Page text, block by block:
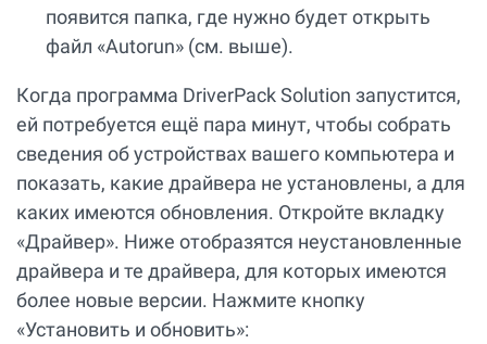
появится папка, где нужно будет открыть
файл «Autorun» (см. выше).
Когда программа DriverPack Solution запустится,
ей потребуется ещё пара минут, чтобы собрать
сведения об устройствах вашего компьютера и
показать, какие драйвера не установлены, а для
каких имеются обновления. Откройте вкладку
«Драйвер». Ниже отобразятся неустановленные
драйвера и те драйвера, для которых имеются
более новые версии. Нажмите кнопку
«Установить и обновить»: